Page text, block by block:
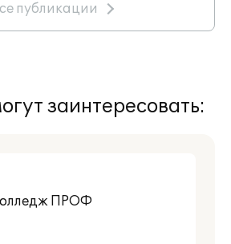
публикации
заинтересовать:
ПРОФ